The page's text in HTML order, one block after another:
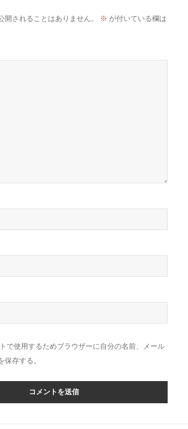
開されることはありません。 ※ が付いている欄は
で使用するためブラウザーに自分の名前、メール
存する。